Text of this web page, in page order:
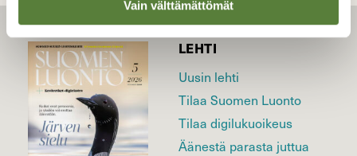
Vain välttämättömät
LEHTI
Uusin lehti
Tilaa Suomen Luonto
Tilaa digilukuoikeus
Äänestä parasta juttua